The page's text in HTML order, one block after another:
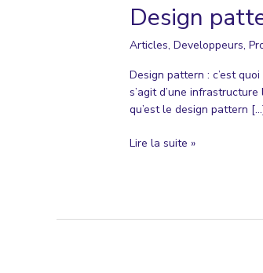
Design
Articles,Developpeurs,
Design pattern : c’est
s’agit d’une
qu’est le design pattern
Design
Lire la suite »